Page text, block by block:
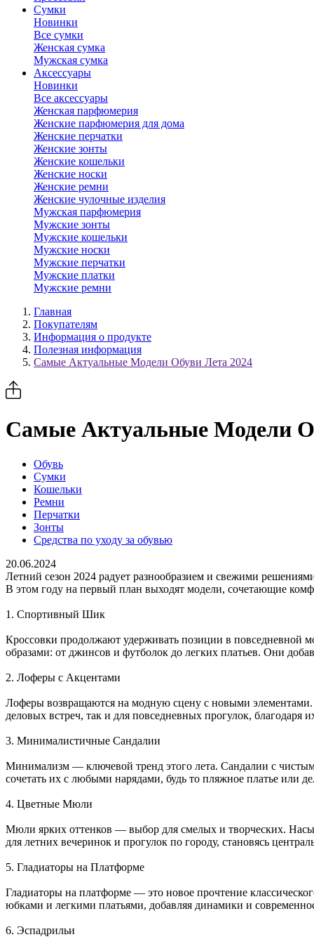
Сумки
Новинки
Все сумки
Женская сумка
Мужская сумка
Аксессуары
Новинки
Все аксессуары
Женская парфюмерия
Женские парфюмерия для дома
Женские перчатки
Женские зонты
Женские кошельки
Женские носки
Женские ремни
Женские чулочные изделия
Мужская парфюмерия
Мужские зонты
Мужские кошельки
Мужские носки
Мужские перчатки
Мужские платки
Мужские ремни
Главная
Покупателям
Информация о продукте
Полезная информация
Самые Актуальные Модели Обуви Лета 2024
Самые Актуальные Модели
Обувь
Сумки
Кошельки
Ремни
Перчатки
Зонты
Средства по уходу за обувью
20.06.2024
Летний сезон 2024 радует разнообразием и свежими
В этом году на первый план выходят модели, сочетающие
1. Спортивный Шик
Кроссовки продолжают удерживать позиции в повседневной
образами: от джинсов и футболок до легких платьев. Они
2. Лоферы с Акцентами
Лоферы возвращаются на модную сцену с новыми
деловых встреч, так и для повседневных прогулок, благодаря
3. Минималистичные Сандалии
Минимализм — ключевой тренд этого лета. Сандалии с
сочетать их с любыми нарядами, будь то пляжное платье или
4. Цветные Мюли
Мюли ярких оттенков — выбор для смелых и творческих.
для летних вечеринок и прогулок по городу, становясь
5. Гладиаторы на Платформе
Гладиаторы на платформе — это новое прочтение
юбками и легкими платьями, добавляя динамики и
6. Эспадрильи